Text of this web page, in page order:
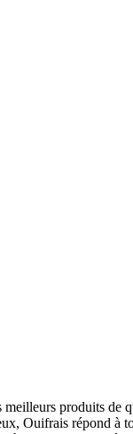
produits de
Ouifrais répond à